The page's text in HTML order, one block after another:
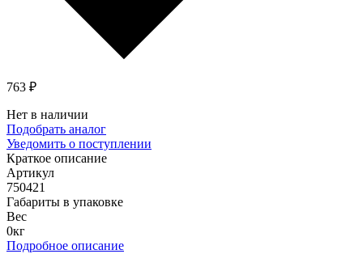
763 ₽
Нет в наличии
Подобрать аналог
Уведомить о поступлении
Краткое описание
Артикул
750421
Габариты в упаковке
Вес
0кг
Подробное описание